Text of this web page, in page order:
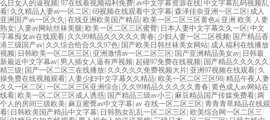
么日女人的逼视频| 97在线看视频福利免费| av中文字幕资源在线| 中文字幕乱码视频乱
看| 久久精品人妻av一区二区| 69视频在线观看中文字幕| 森泽佳奈亚洲一区二区| 成人
亚洲国产av一区久久 | 在线亚洲欧美国产精品| 欧美一区二区三区黄色a| 亚洲 欧美 人妻
熟女| 人妻av网站丝袜美腿| 欧美一区二区三区蜜臀| 日本人妻中文字幕久久一区| 中文
字幕痴女av在线观看| 久久99精品久久久久久青春| 少妇人妻一区二区视频| 国产精品香
港三级国产av| 久久综合给合久久97色| 国产欧美日韩丝袜美女网站| 成人福利在线播放
视频| 日韩欧美一区二区三区| 亚洲激情av一区二区三区| 国产亚洲精品美女av| 日韩最
新最近中文字幕av| 男人插女人逼有声视频| 起碰97免费在线视频| 国产精品久久久久久
精三级| 国产一区二区三在线播放| 久久久久久免费视频大片| 亚洲97视频在线观看| 久
操免费在线视频观看| 人妻少妇中文字幕久久精品| 欧美一区二区三区98| 精品午夜人妻
久久一区二区| 一区二区三区亚洲综合| 久久99精品久久久久久青春| 黄色成人av网站在
线看| 欧美一区二区三区成人诱惑| 国产精品三级av小三| 麻豆精品国产传媒免费看| 两
个人的房间三级欧美| 麻豆蜜臀av中文字幕| av 在线一区二区三区| 青青青草精品在线观
看| 日韩欧美国产精品中文字幕| 日韩熟女乱乱一区二区三区| 欧美综合网一区二区三